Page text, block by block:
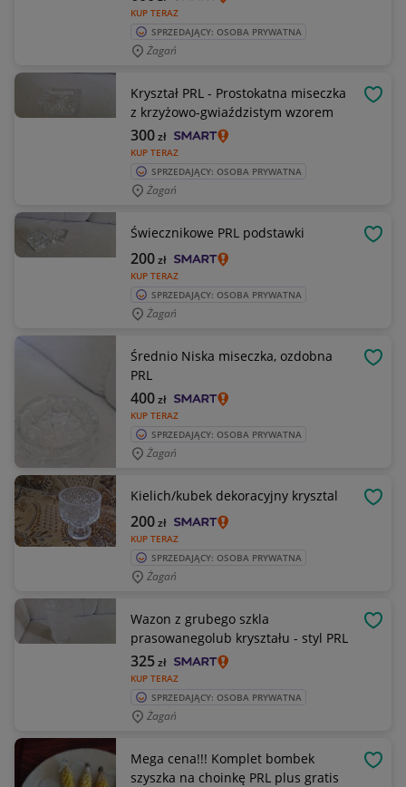
KUP TERAZ
SPRZEDAJĄCY: OSOBA PRYWATNA
Żagań
Kryształ PRL - Prostokatna miseczka
z krzyżowo-gwiaździstym wzorem
KUP TERAZ
300zł
SPRZEDAJĄCY: OSOBA PRYWATNA
Żagań
Świecznikowe PRL podstawki
KUP TERAZ
200zł
SPRZEDAJĄCY: OSOBA PRYWATNA
Żagań
Średnio Niska miseczka, ozdobna
PRL
KUP TERAZ
400zł
SPRZEDAJĄCY: OSOBA PRYWATNA
Żagań
Kielich/kubek dekoracyjny krysztal
KUP TERAZ
200zł
SPRZEDAJĄCY: OSOBA PRYWATNA
Żagań
Wazon z grubego szkla
prasowanegolub kryształu - styl PRL
KUP TERAZ
325zł
SPRZEDAJĄCY: OSOBA PRYWATNA
Żagań
Mega cena!!! Komplet bombek
szyszka na choinkę PRL plus gratis